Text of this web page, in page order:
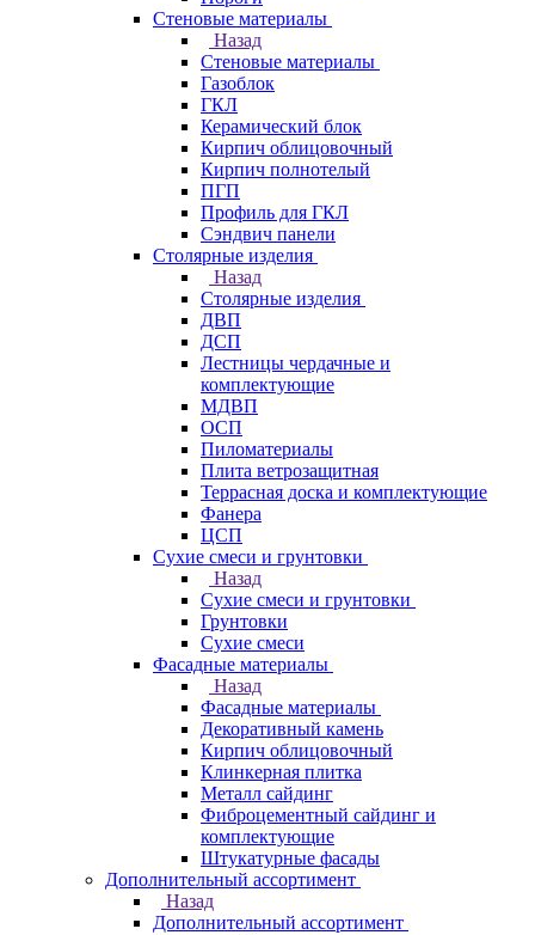
Стеновые материалы
Назад
Стеновые материалы
Газоблок
ГКЛ
Керамический блок
Кирпич облицовочный
Кирпич полнотелый
ПГП
Профиль для ГКЛ
Сэндвич панели
Столярные изделия
Назад
Столярные изделия
ДВП
ДСП
Лестницы чердачные и
комплектующие
МДВП
ОСП
Пиломатериалы
Плита ветрозащитная
Террасная доска и комплектующие
Фанера
ЦСП
Сухие смеси и грунтовки
Назад
Сухие смеси и грунтовки
Грунтовки
Сухие смеси
Фасадные материалы
Назад
Фасадные материалы
Декоративный камень
Кирпич облицовочный
Клинкерная плитка
Металл сайдинг
Фиброцементный сайдинг и
комплектующие
Штукатурные фасады
Дополнительный ассортимент
Назад
Дополнительный ассортимент